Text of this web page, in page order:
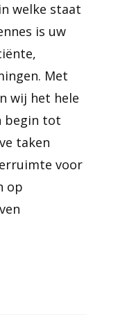
welke staat
is uw
Met
wij het hele
begin tot
taken
voor
op